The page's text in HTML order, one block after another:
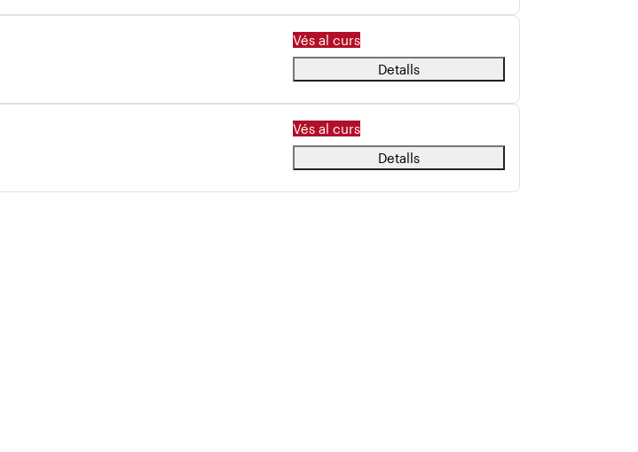
Vés al curs
Detalls
Vés al curs
Detalls